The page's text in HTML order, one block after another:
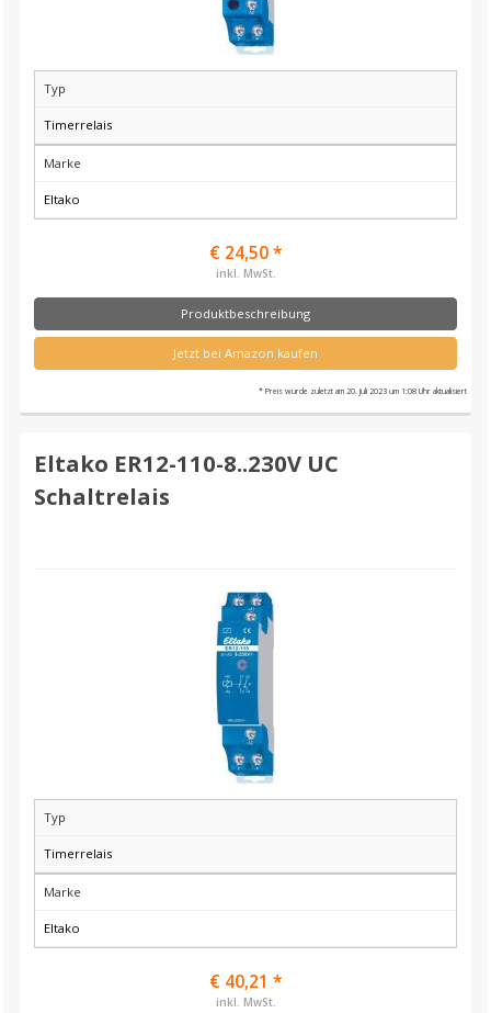
Typ
Timerrelais
Marke
Eltako
€ 24,50 *
inkl. MwSt.
Produktbeschreibung
Jetzt bei Amazon kaufen
* Preis wurde zuletzt am 20. Juli 2023 um 1:08 Uhr aktualisiert
Eltako ER12-110-8..230V UC
Schaltrelais
Typ
Timerrelais
Marke
Eltako
€ 40,21 *
inkl. MwSt.